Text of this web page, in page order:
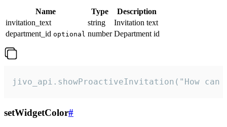
Name Type
Description
invitation_text
string
Invitation text
department_id optional number Department id
jivo_api.showProactiveInvitation("How
setWidgetColor#